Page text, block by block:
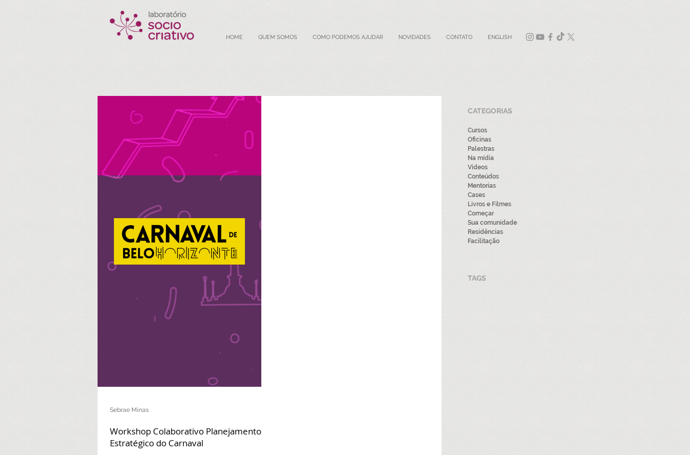
HOME QUEM SOMOS COMO PODEMOS AJUDAR NOVIDADES CONTATO ENGLISH
Workshop Colaborativo Planejamento
Estratégico do Carnaval
Sebrae Minas
CATEGORIAS
Cursos
Oficinas
Palestras
Na mídia
Videos
Conteúdos
Mentorias
Cases
Livros e Filmes
Começar
Sua comunidade
Residências
Facilitação
TAGS